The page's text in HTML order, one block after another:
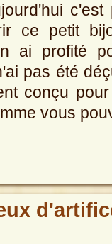
c'est
ce petit
ai profité
pas été
conçu
vous